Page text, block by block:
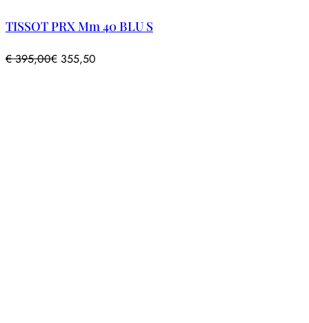
TISSOT PRX Mm 40 BLU S
€395,00€ 355,50